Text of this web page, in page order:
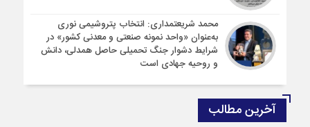
محمد شریعتمداری: انتخاب پتروشیمی نوری
به‌عنوان «واحد نمونه صنعتی و معدنی کشور» در
شرایط دشوار جنگ تحمیلی حاصل همدلی، دانش
و روحیه جهادی است
آخرین مطالب